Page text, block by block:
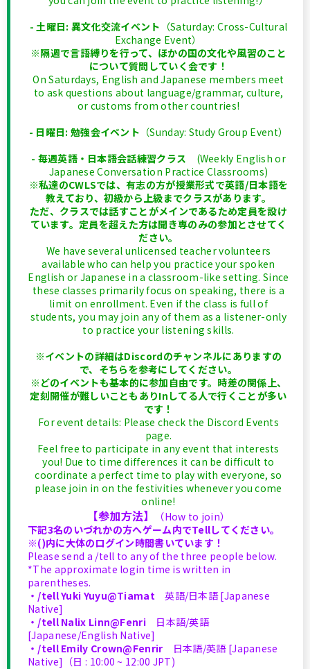
- 土曜日: 異文化交流イベント （Saturday: Cross-Cultural
Exchange Event）
※隔週で言語縛りを行って、ほかの国の文化や風習のこと
について質問していく会です！
On Saturdays, English and Japanese members meet
to ask questions about language/grammar, culture,
or customs from other countries!
- 日曜日: 勉強会イベント （Sunday: Study Group Event）
- 毎週英語・日本語会話練習クラス (Weekly English or
Japanese Conversation Practice Classrooms)
※私達のCWLSでは、有志の方が授業形式で英語/日本語を
教えており、初級から上級までクラスがあります。
ただ、クラスでは話すことがメインであるため定員を設け
ています。定員を超えた方は聞き専のみの参加とさせてく
ださい。
We have several unlicensed teacher volunteers
available who can help you practice your spoken
English or Japanese in a classroom-like setting. Since
these classes primarily focus on speaking, there is a
limit on enrollment. Even if the class is full of
students, you may join any of them as a listener-only
to practice your listening skills.
※イベントの詳細はDiscordのチャンネルにありますの
で、そちらを参考にしてください。
※どのイベントも基本的に参加自由です。時差の関係上、
定刻開催が難しいこともありInしてる人で行くことが多い
です！
For event details: Please check the Discord Events
page.
Feel free to participate in any event that interests
you! Due to time differences it can be difficult to
coordinate a perfect time to play with everyone, so
please join in on the festivities whenever you come
online!
【参加方法】
（How to join）
下記3名のいづれかの方へゲーム内でTellしてください。
※()内に大体のログイン時間書いています！
Please send a /tell to any of the three people below.
*The approximate login time is written in
parentheses.
・/tell Yuki Yuyu@Tiamat英語/日本語 [Japanese
Native]
・/tell Nalix Linn@Fenri日本語/英語
[Japanese/English Native]
・/tell Emily Crown@Fenrir 日本語/英語 [Japanese
Native]（日 : 10:00 ~ 12:00 JPT)